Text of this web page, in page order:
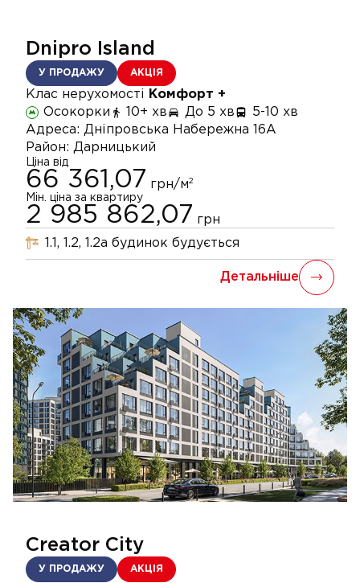
Dnipro Island
У ПРОДАЖУ АКЦІЯ
Клас нерухомості
Комфорт +
Осокорки
10+ хв До 5 хв
5-10 хв
Адреса: Дніпровська Набережна 16А
Район: Дарницький
Ціна від
66 361,07 грн/м2
Мін. ціна за квартиру
2 985 862,07 грн
1.1, 1.2, 1.2а будинок будується
Детальніше
Creator City
У ПРОДАЖУ АКЦІЯ